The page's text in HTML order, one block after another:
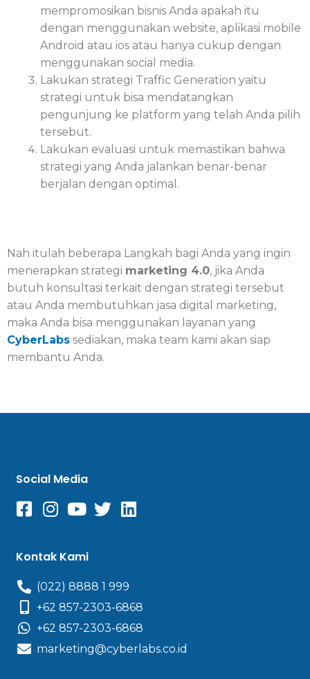
mempromosikan bisnis Anda apakah itu
dengan menggunakan website, aplikasi mobile
Android atau ios atau hanya cukup dengan
menggunakan social media.
Lakukan strategi Traffic Generation yaitu
strategi untuk bisa mendatangkan
pengunjung ke platform yang telah Anda pilih
tersebut.
Lakukan evaluasi untuk memastikan bahwa
strategi yang Anda jalankan benar-benar
berjalan dengan optimal.
Nah itulah beberapa Langkah bagi Anda yang ingin
menerapkan strategi marketing 4.0, jika Anda
butuh konsultasi terkait dengan strategi tersebut
atau Anda membutuhkan jasa digital marketing,
maka Anda bisa menggunakan layanan yang
CyberLabs sediakan, maka team kami akan siap
membantu Anda.
Social Media
Kontak Kami
(022) 8888 1 999
+62 857-2303-6868
+62 857-2303-6868
marketing@cyberlabs.co.id